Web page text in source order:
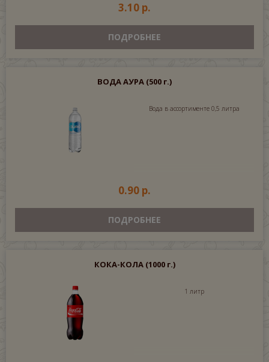
3.10 р.
ПОДРОБНЕЕ
ВОДА АУРА (500 г.)
Вода в ассортименте 0,5 литра
0.90 р.
ПОДРОБНЕЕ
КОКА-КОЛА (1000 г.)
1 литр